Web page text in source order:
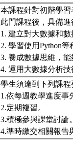
本課程針對初階學
此門課程後，具備
1. 建立對大數據和
2. 學習使用Python
3. 養成數據思維，
4. 運用大數據分析
學生須達到下列課程
1.依每週教學進度事
2.定期複習。
3.積極參與課堂討論。
4.準時繳交相關報告